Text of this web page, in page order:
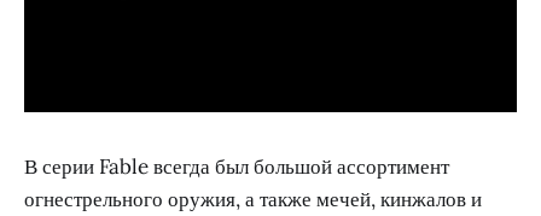
В серии Fable всегда был большой ассортимент
огнестрельного оружия, а также мечей, кинжалов и